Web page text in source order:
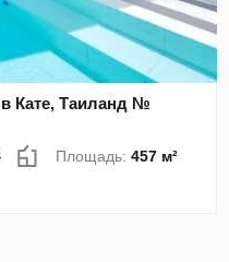
Кате, Таиланд №
Площадь:457 м²